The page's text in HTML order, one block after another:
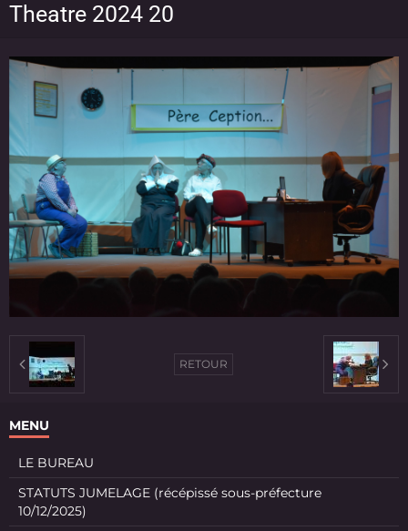
Theatre 2024 20
RETOUR
MENU
LE BUREAU
STATUTS JUMELAGE (récépissé sous-préfecture
10/12/2025)